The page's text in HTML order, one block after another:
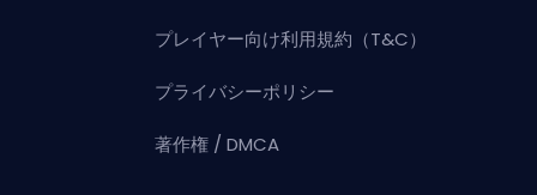
プレイヤー向け利用規約（T&C）
プライバシーポリシー
著作権 / DMCA